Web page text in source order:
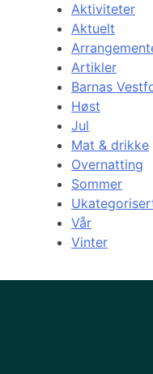
Aktiviteter
Aktuelt
Artikler
Barnas
Høst
Jul
Mat & drikke
Overnatting
Sommer
Vår
Vinter